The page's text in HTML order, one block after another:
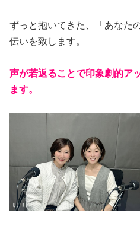
ずっと抱いてきた、「あなた
伝いを致します。
声が若返ることで印象劇的ア
ます。